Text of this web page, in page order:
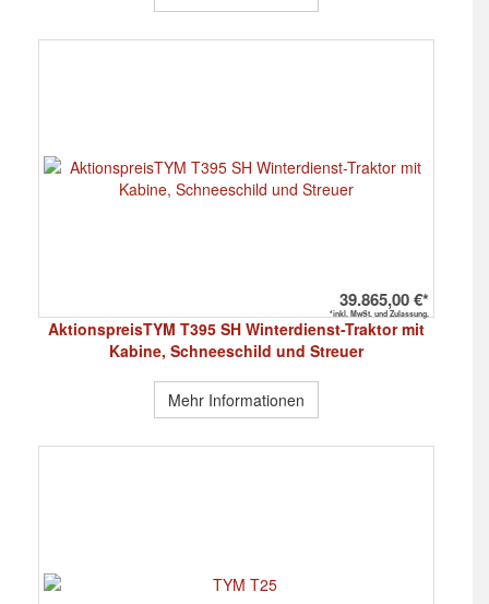
39.865,00 €*
*inkl. MwSt. und Zulassung.
AktionspreisTYM T395 SH Winterdienst-Traktor mit
Kabine, Schneeschild und Streuer
Mehr Informationen